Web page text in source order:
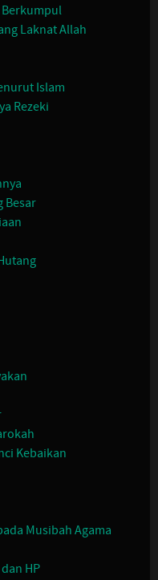
Berkumpul
Laknat Allah
Islam
Rezeki
Besar
Kebaikan
Musibah Agama
HP